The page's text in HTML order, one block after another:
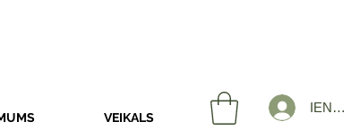
VEIKALS